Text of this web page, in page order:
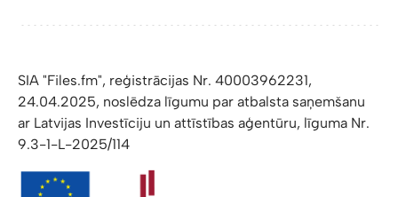
SIA "Files.fm", reģistrācijas Nr. 40003962231,
24.04.2025, noslēdza līgumu par atbalsta saņemšanu
ar Latvijas Investīciju un attīstības aģentūru, līguma Nr.
9.3-1-L-2025/114